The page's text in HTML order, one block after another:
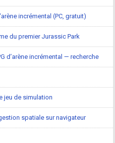
incrémental (PC, gratuit)
du premier Jurassic Park
d’arène incrémental — recherche
jeu de simulation
spatiale sur navigateur